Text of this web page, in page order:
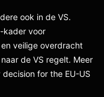
ook in de VS.
kader voor
veilige overdracht
de VS regelt. Meer
for the EU-US